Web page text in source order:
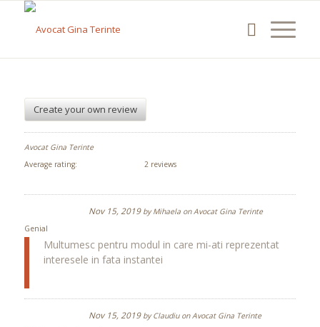
Create your own review
Avocat Gina Terinte
Average rating:
2 reviews
Nov 15, 2019 byMihaelaonAvocat Gina Terinte
Genial
Multumesc pentru modul in care mi-ati reprezentat
interesele in fata instantei
Nov 15, 2019 byClaudiuonAvocat Gina Terinte